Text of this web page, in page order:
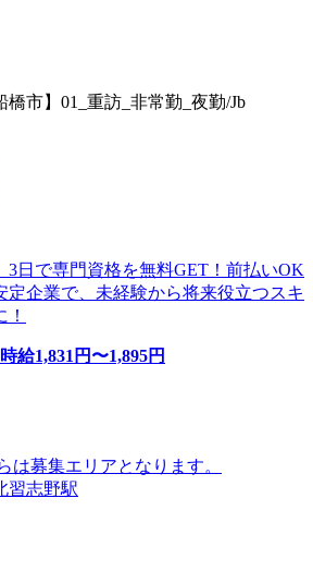
市】01_重訪_非常勤_夜勤/Jb
3日で専門資格を無料GET！前払いOK
企業で、未経験から将来役立つスキ
時給1,831 円〜1,895円
募集エリアとなります。
習志野駅